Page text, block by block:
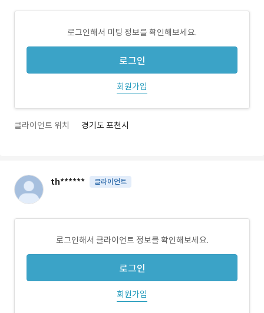
로그인해서 미팅 정보를 확인해보세요.
로그인
회원가입
클라이언트 위치 경기도 포천시
th****** 클라이언트
로그인해서 클라이언트 정보를 확인해보세요.
로그인
회원가입